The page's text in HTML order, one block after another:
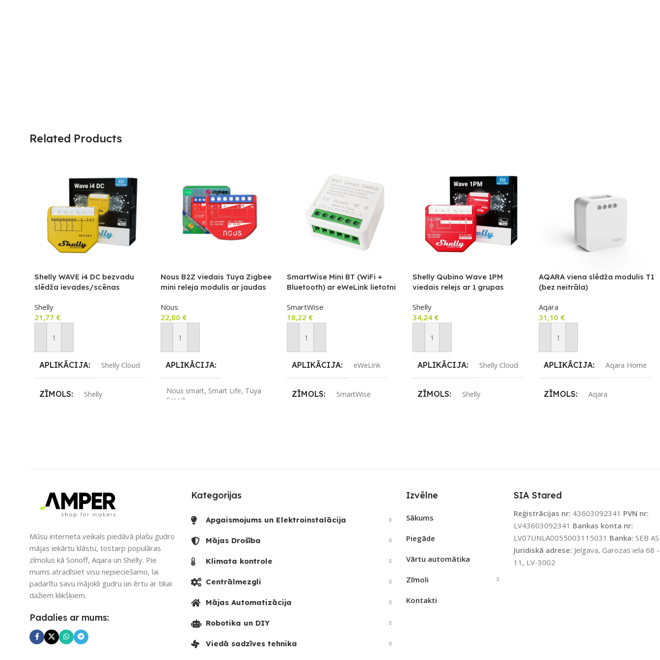
Related Products
Shelly WAVE i4 DC bezvadu
slēdža ievades/scēnas
Shelly
21,77 €
Pievienot Grozam
APLIKĀCIJA Shelly Cloud
ZĪMOLS Shelly
SKAITS
Nous B2Z viedais Tuya Zigbee
mini releja modulis ar jaudas
1 grupa
Nous
22,00 €
Pievienot Grozam
APLIKĀCIJA
Nous smart, Smart Life, Tuya
Smart
UZREIZ PIEEJAMAIS
SKAITS
SmartWise Mini BT (WiFi +
Bluetooth) ar eWeLink lietotni
atbalsta vadu un bezvadu
Bluetooth slēdžus
SmartWise
10,22 €
Pievienot Grozam
APLIKĀCIJA eWeLink
ZĪMOLS SmartWise
SKAITS
Shelly Qubino Wave 1PM
viedais relejs ar 1 grupas
protokolu
Shelly
34,24 €
Pievienot Grozam
APLIKĀCIJA Shelly Cloud
ZĪMOLS Shelly
SKAITS
AQARA viena slēdža modulis T1
(bez neitrāla)
Aqara
31,10 €
Pievienot Grozam
APLIKĀCIJA Aqara Home
ZĪMOLS Aqara
SKAITS
Mūsu interneta veikals piedāvā plašu gudro
mājas iekārtu klāstu, tostarp populāras
zīmolus kā Sonoff, Aqara un Shelly. Pie
mums atradīsiet visu nepieciešamo, lai
padarītu savu mājokli gudru un ērtu ar tikai
dažiem klikšķiem.
Padalies ar mums:
Kategorijas
Apgaismojums un Elektroinstalācija
Mājas Drošība
Klimata kontrole
Centrālmezgli
Mājas Automatizācija
Robotika un DIY
Viedā sadzīves tehnika
Izvēlne
Sākums
Piegāde
Vārtu automātika
Zīmoli
Kontakti
SIA Stared
Reģistrācijas nr: 43603092341 PVN nr:
LV43603092341 Bankas konta nr:
LV07UNLA0055003115031 Banka: SEB AS
Juridiskā adrese: Jelgava, Garozas iela 68 -
11, LV-3002